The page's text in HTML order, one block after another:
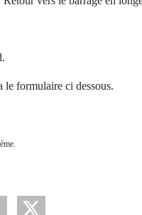
le formulaire ci dessous.